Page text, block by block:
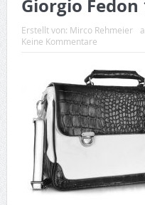
Giorgio
Erstellt von: Mirco Rehmeier
Keine Kommentare